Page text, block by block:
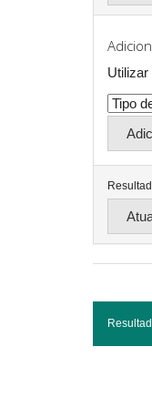
Utilizar